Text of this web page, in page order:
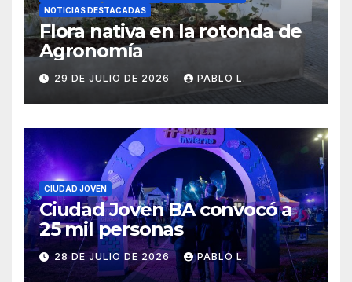
NOTICIAS DESTACADAS
Flora nativa en la rotonda de
Agronomía
29 DE JULIO DE 2026 PABLO L.
CIUDAD JOVEN
Ciudad Joven BA convocó a
25 mil personas
28 DE JULIO DE 2026 PABLO L.